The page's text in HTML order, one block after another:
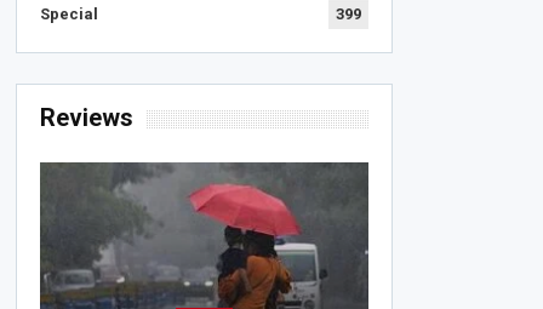
Special 399
Reviews